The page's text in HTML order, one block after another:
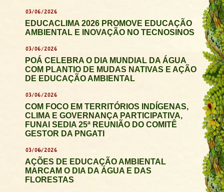
03/06/2026
EDUCACLIMA 2026 PROMOVE EDUCAÇÃO
AMBIENTAL E INOVAÇÃO NO TECNOSINOS
03/06/2026
POÁ CELEBRA O DIA MUNDIAL DA ÁGUA
COM PLANTIO DE MUDAS NATIVAS E AÇÃO
DE EDUCAÇÃO AMBIENTAL
03/06/2026
COM FOCO EM TERRITÓRIOS INDÍGENAS,
CLIMA E GOVERNANÇA PARTICIPATIVA,
FUNAI SEDIA 25ª REUNIÃO DO COMITÊ
GESTOR DA PNGATI
03/06/2026
AÇÕES DE EDUCAÇÃO AMBIENTAL
MARCAM O DIA DA ÁGUA E DAS
FLORESTAS